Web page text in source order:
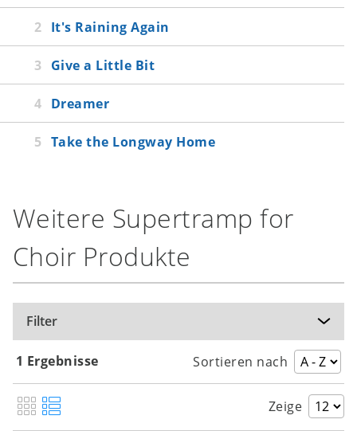
It's Raining Again
Give a Little Bit
Dreamer
Take the Longway Home
Weitere Supertramp for
Choir Produkte
Filter
1 Ergebnisse Sortieren nach
Zeige